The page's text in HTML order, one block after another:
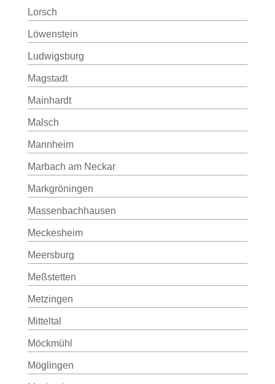
Lorsch
Löwenstein
Ludwigsburg
Magstadt
Mainhardt
Malsch
Mannheim
Marbach am Neckar
Markgröningen
Massenbachhausen
Meckesheim
Meersburg
Meßstetten
Metzingen
Mitteltal
Möckmühl
Möglingen